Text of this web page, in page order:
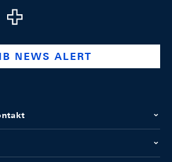
company/swiss-national-
@swissnationalbank
NEWS ALERT